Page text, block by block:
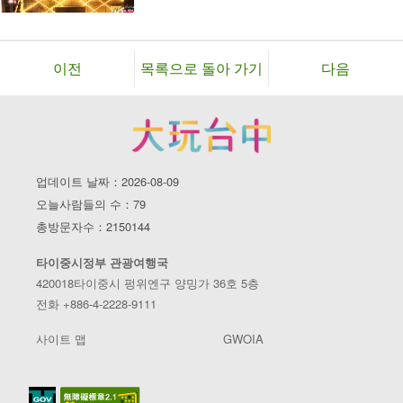
이전 목록으로 돌아 가기 다음
업데이트 날짜：2026-08-09
오늘사람들의 수：79
총방문자수：2150144
타이중시정부 관광여행국
420018타이중시 펑위엔구 양밍가 36호 5층
전화 +886-4-2228-9111
사이트 맵 GWOIA